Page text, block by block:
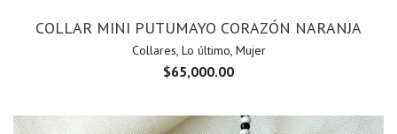
COLLAR MINI PUTUMAYO CORAZÓN NARANJA
Collares, Lo último, Mujer
$65,000.00